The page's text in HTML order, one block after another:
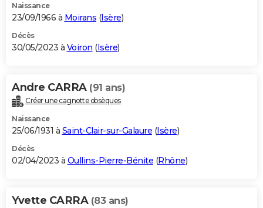
Naissance
23/09/1966 à Moirans (Isère)
Décès
30/05/2023 à Voiron (Isère)
Andre CARRA (91 ans)
Créer une cagnotte obsèques
Naissance
25/06/1931 à Saint-Clair-sur-Galaure (Isère)
Décès
02/04/2023 à Oullins-Pierre-Bénite (Rhône)
Yvette CARRA (83 ans)